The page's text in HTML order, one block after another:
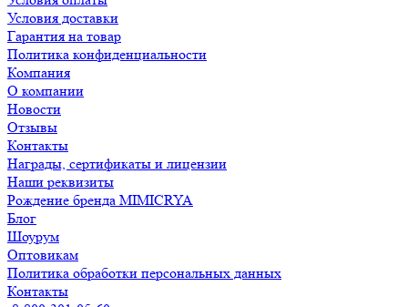
Условия доставки
Гарантия на товар
Политика конфиденциальности
Компания
О компании
Новости
Отзывы
Контакты
Награды, сертификаты и лицензии
Наши реквизиты
Рождение бренда MIMICRYA
Блог
Шоурум
Оптовикам
Политика обработки персональных данных
Контакты